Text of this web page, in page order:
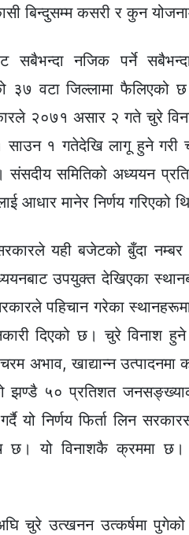
बिन्दुसम्म कसरी र कुन
सबैभन्दा नजिक पर्ने
३७ वटा जिल्लामा
२०७१ असार २ गते चुरे
१ गतेदेखि लागू हुने गरी
संसदीय समितिको अध्ययन
आधार मानेर निर्णय गरिएको
यही बजेटको बुँदा नम्बर
उपयुक्त देखिएका
पहिचान गरेका
दिएको छ। चुरे विनाश
अभाव, खाद्यान्न
५० प्रतिशत
यो निर्णय फिर्ता लिन
छ। यो विनाशकै क्रममा छ।
चुरे उत्खनन उत्कर्षमा पुगेको